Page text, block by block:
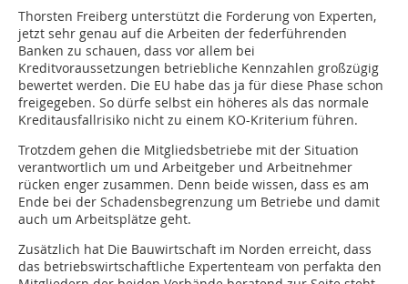
Thorsten Freiberg unterstützt die Forderung von Experten,
jetzt sehr genau auf die Arbeiten der federführenden
Banken zu schauen, dass vor allem bei
Kreditvoraussetzungen betriebliche Kennzahlen großzügig
bewertet werden. Die EU habe das ja für diese Phase schon
freigegeben. So dürfe selbst ein höheres als das normale
Kreditausfallrisiko nicht zu einem KO-Kriterium führen.
Trotzdem gehen die Mitgliedsbetriebe mit der Situation
verantwortlich um und Arbeitgeber und Arbeitnehmer
rücken enger zusammen. Denn beide wissen, dass es am
Ende bei der Schadensbegrenzung um Betriebe und damit
auch um Arbeitsplätze geht.
Zusätzlich hat Die Bauwirtschaft im Norden erreicht, dass
das betriebswirtschaftliche Expertenteam von perfakta den